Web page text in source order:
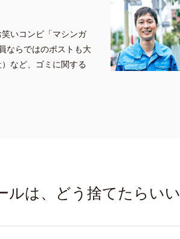
いコンビ「マシンガ
ならではのポストも大
など、ゴミに関する
ルは、どう捨てたらいい